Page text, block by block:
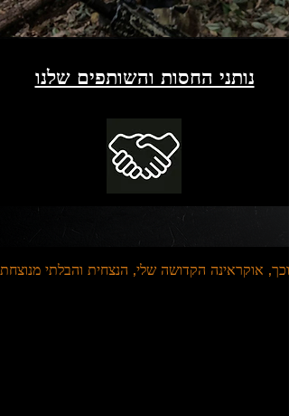
נותני החסות והשותפים שלנו